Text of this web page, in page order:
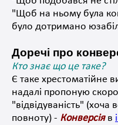
"Щоб на ньому була
було дотримано
Доречі про
Кто знає що це таке?
Є таке хрестоматійне
надалі пропоную
"відвідуваність"
повноту) - Конверсіяв